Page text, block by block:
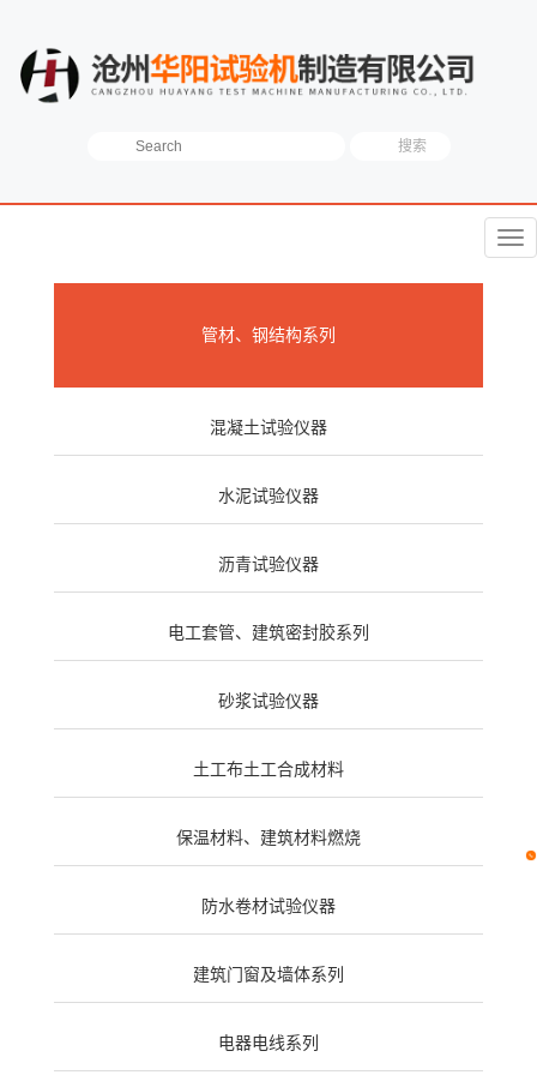
菜
管材、钢结构系列
混凝土试验仪器
水泥试验仪器
沥青试验仪器
电工套管、建筑密封胶系列
砂浆试验仪器
土工布土工合成材料
保温材料、建筑材料燃烧
防水卷材试验仪器
建筑门窗及墙体系列
电器电线系列